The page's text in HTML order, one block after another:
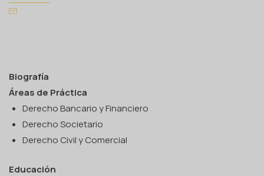
Biografía
Áreas de Práctica
Derecho Bancario y Financiero
Derecho Societario
Derecho Civil y Comercial
Educación